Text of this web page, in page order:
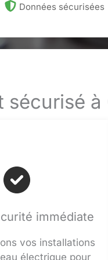
Données sécurisées
sécurisé à
immédiate
vos installations
électrique pour